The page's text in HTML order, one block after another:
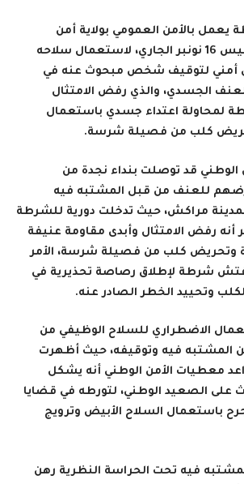
بالأمن العمومي بولاية أمن
مراكش، اليوم الخميس 16 نونبر الجاري، لاستعمال سلاحه
أمني لتوقيف شخص مبحوث عنه في
الجسدي، والذي رفض الامتثال
لمحاولة اعتداء جسدي باستعمال
كلب من فصيلة شرسة.
الوطني قد توصلت بنداء نجدة من
للعنف من قبل المشتبه فيه
مراكش، حيث تدخلت دورية للشرطة
أنه رفض الامتثال وأبدى مقاومة عنيفة
وتحريض كلب من فصيلة شرسة، الأمر
شرطة لإطلاق رصاصة تحذيرية في
وتحييد الخطر الصادر عنه.
الاضطراري للسلاح الوظيفي من
المشتبه فيه وتوقيفه، حيث أظهرت
معطيات الأمن الوطني أنه يشكل
على الصعيد الوطني، لتورطه في قضايا
باستعمال السلاح الأبيض وترويج
فيه تحت الحراسة النظرية رهن